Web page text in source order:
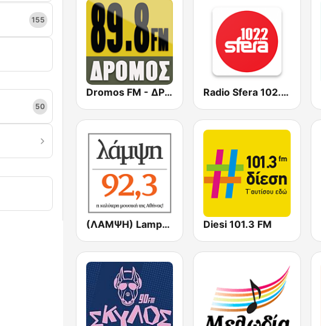
155
50
Dromos FM - ΔΡΟΜΟΣ 89.8 Radio Sfera 102.2 FM
(ΛΑΜΨΗ) Lampsi 92.3 FM Diesi 101.3 FM